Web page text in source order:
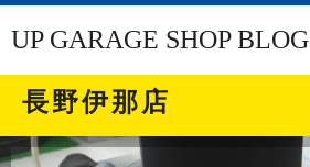
UP GARAGE SHOP BLOG
長野伊那店